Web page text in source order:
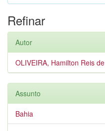
Refinar
Autor
OLIVEIRA, Hamilton Reis de
Assunto
Bahia